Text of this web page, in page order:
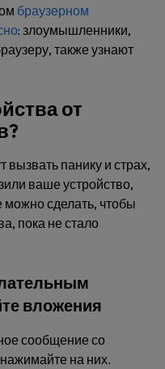
браузерном
: злоумышленники,
также узнают
от
панику и страх,
ваше устройство,
можно сделать, чтобы
пока не стало
вложения
сообщение со
на них.